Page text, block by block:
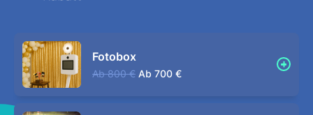
Fotobox
Ab 800 € Ab 700 €